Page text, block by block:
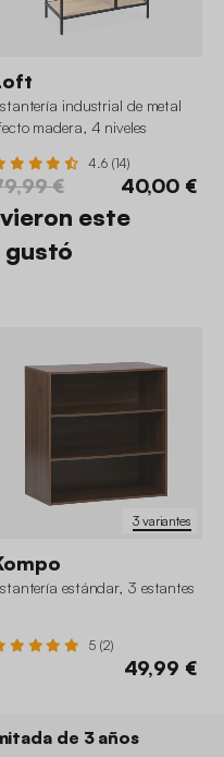
industrial de metal
madera, 4 niveles
4.6 (14)
€ 40,00 €
este
3 variantes
estándar, 3 estantes
5 (2)
49,99 €
de 3 años